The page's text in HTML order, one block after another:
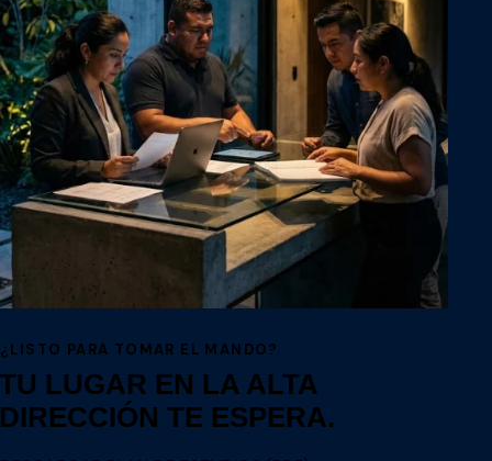
¿LISTO PARA TOMAR EL MANDO?
TU LUGAR EN LA ALTA
DIRECCIÓN TE ESPERA.